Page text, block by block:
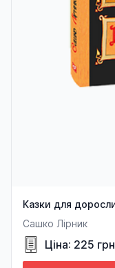
Казки для
Сашко Лірник
Ціна: 225